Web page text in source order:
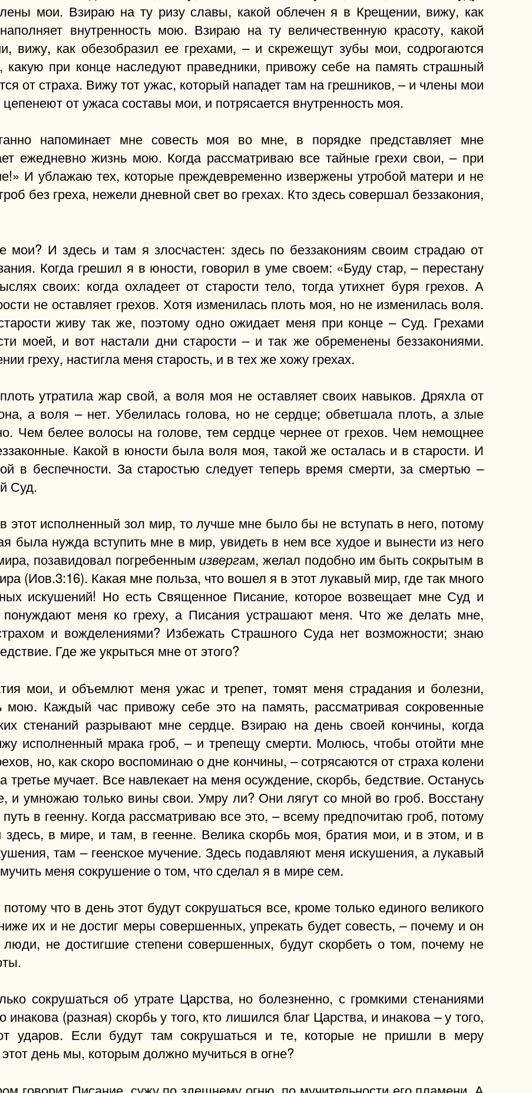
мои. Взираю на ту ризу славы, какой облечен я в Крещении, вижу, как
внутренность мою. Взираю на ту величественную красоту, какой
вижу, как обезобразил ее грехами, – и скрежещут зубы мои, содрогаются
при конце наследуют праведники, привожу себе на память страшный
от страха. Вижу тот ужас, который нападет там на грешников, – и члены мои
от ужаса составы мои, и потрясается внутренность моя.
напоминает мне совесть моя во мне, в порядке представляет мне
ежедневно жизнь мою. Когда рассматриваю все тайные грехи свои, – при
И ублажаю тех, которые преждевременно извержены утробой матери и не
без греха, нежели дневной свет во грехах. Кто здесь совершал беззакония,
И здесь и там я злосчастен: здесь по беззакониям своим страдаю от
Когда грешил я в юности, говорил в уме своем: «Буду стар, – перестану
своих: когда охладеет от старости тело, тогда утихнет буря грехов. А
не оставляет грехов. Хотя изменилась плоть моя, но не изменилась воля.
живу так же, поэтому одно ожидает меня при конце – Суд. Грехами
моей, и вот настали дни старости – и так же обременены беззакониями.
греху, настигла меня старость, и в тех же хожу грехах.
утратила жар свой, а воля моя не оставляет своих навыков. Дряхла от
а воля – нет. Убелилась голова, но не сердце; обветшала плоть, а злые
Чем белее волосы на голове, тем сердце чернее от грехов. Чем немощнее
Какой в юности была воля моя, такой же осталась и в старости. И
в беспечности. За старостью следует теперь время смерти, за смертью –
Суд.
этот исполненный зол мир, то лучше мне было бы не вступать в него, потому
была нужда вступить мне в мир, увидеть в нем все худое и вынести из него
позавидовал погребенным извергам, желал подобно им быть сокрытым в
(Иов.3:16). Какая мне польза, что вошел я в этот лукавый мир, где так много
искушений! Но есть Священное Писание, которое возвещает мне Суд и
понуждают меня ко греху, а Писания устрашают меня. Что же делать мне,
и вожделениями? Избежать Страшного Суда нет возможности; знаю
Где же укрыться мне от этого?
мои, и объемлют меня ужас и трепет, томят меня страдания и болезни,
мою. Каждый час привожу себе это на память, рассматривая сокровенные
стенаний разрывают мне сердце. Взираю на день своей кончины, когда
исполненный мрака гроб, – и трепещу смерти. Молюсь, чтобы отойти мне
но, как скоро воспоминаю о дне кончины, – сотрясаются от страха колени
мучает. Все навлекает на меня осуждение, скорбь, бедствие. Останусь
и умножаю только вины свои. Умру ли? Они лягут со мной во гроб. Восстану
в геенну. Когда рассматриваю все это, – всему предпочитаю гроб, потому
в мире, и там, в геенне. Велика скорбь моя, братия мои, и в этом, и в
там – геенское мучение. Здесь подавляют меня искушения, а лукавый
меня сокрушение о том, что сделал я в мире сем.
что в день этот будут сокрушаться все, кроме только единого великого
их и не достиг меры совершенных, упрекать будет совесть, – почему и он
не достигшие степени совершенных, будут скорбеть о том, почему не
сокрушаться об утрате Царства, но болезненно, с громкими стенаниями
(разная) скорбь у того, кто лишился благ Царства, и инакова – у того,
ударов. Если будут там сокрушаться и те, которые не пришли в меру
день мы, которым должно мучиться в огне?